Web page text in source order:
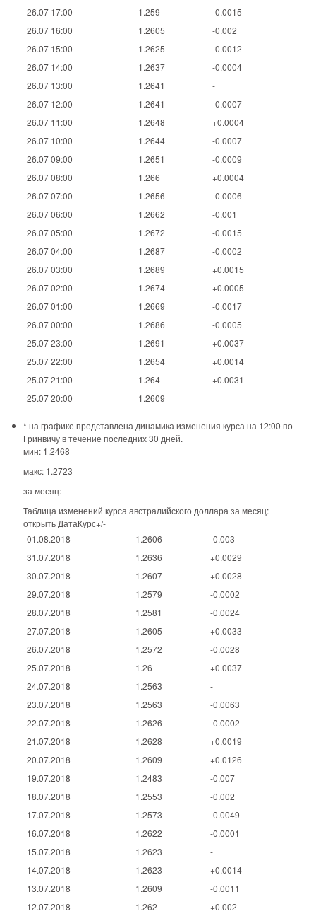
26.07 17:00
1.259
-0.0015
26.07 16:00
1.2605
-0.002
26.07 15:00
1.2625
-0.0012
26.07 14:00
1.2637
-0.0004
26.07 13:00
1.2641
-
26.07 12:00
1.2641
-0.0007
26.07 11:00
1.2648
+0.0004
26.07 10:00
1.2644
-0.0007
26.07 09:00
1.2651
-0.0009
26.07 08:00
1.266
+0.0004
26.07 07:00
1.2656
-0.0006
26.07 06:00
1.2662
-0.001
26.07 05:00
1.2672
-0.0015
26.07 04:00
1.2687
-0.0002
26.07 03:00
1.2689
+0.0015
26.07 02:00
1.2674
+0.0005
26.07 01:00
1.2669
-0.0017
26.07 00:00
1.2686
-0.0005
25.07 23:00
1.2691
+0.0037
25.07 22:00
1.2654
+0.0014
25.07 21:00
1.264
+0.0031
25.07 20:00
1.2609
* на графике представлена динамика изменения курса на 12:00 по
Гринвичу в течение последних 30 дней.
мин: 1.2468
макс: 1.2723
за месяц:
Таблица изменений курса австралийского доллара за месяц:
открыть ДатаКурс+/-
01.08.2018
1.2606
-0.003
31.07.2018
1.2636
+0.0029
30.07.2018
1.2607
+0.0028
29.07.2018
1.2579
-0.0002
28.07.2018
1.2581
-0.0024
27.07.2018
1.2605
+0.0033
26.07.2018
1.2572
-0.0028
25.07.2018
1.26
+0.0037
24.07.2018
1.2563
-
23.07.2018
1.2563
-0.0063
22.07.2018
1.2626
-0.0002
21.07.2018
1.2628
+0.0019
20.07.2018
1.2609
+0.0126
19.07.2018
1.2483
-0.007
18.07.2018
1.2553
-0.002
17.07.2018
1.2573
-0.0049
16.07.2018
1.2622
-0.0001
15.07.2018
1.2623
-
14.07.2018
1.2623
+0.0014
13.07.2018
1.2609
-0.0011
12.07.2018
1.262
+0.002